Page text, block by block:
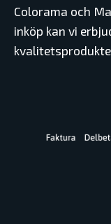
Colorama och
inköp kan vi